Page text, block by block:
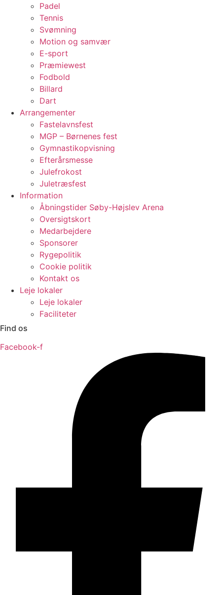
Padel
Tennis
Svømning
Motion og samvær
E-sport
Præmiewest
Fodbold
Billard
Dart
Arrangementer
Fastelavnsfest
MGP – Børnenes fest
Gymnastikopvisning
Efterårsmesse
Julefrokost
Juletræsfest
Information
Åbningstider Søby-Højslev Arena
Oversigtskort
Medarbejdere
Sponsorer
Rygepolitik
Cookie politik
Kontakt os
Leje lokaler
Leje lokaler
Faciliteter
Find os
Facebook-f